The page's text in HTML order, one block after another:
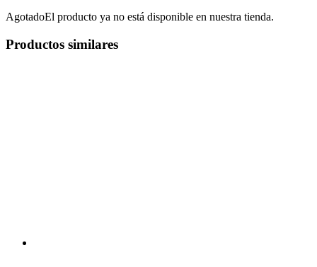
AgotadoEl producto ya no está disponible en nuestra tienda.
Productos similares